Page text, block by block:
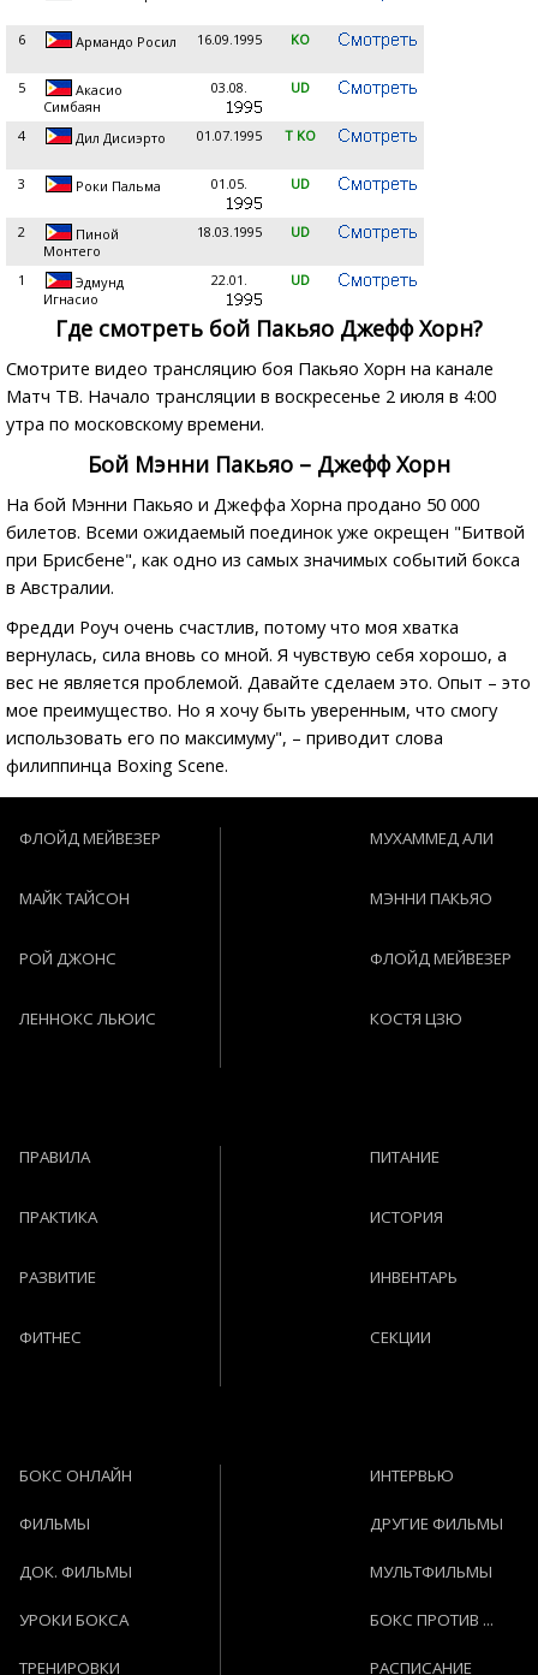
6 Армандо Росил 16.09.1995 KO
5
Акасио
Симбаян
03.08. UD
4 Дил Дисиэрто 01.07.1995 T KO
3 Роки Пальма 01.05. UD
2
Пиной
Монтего
18.03.1995 UD
1
Эдмунд
Игнасио
22.01. UD
Где смотреть бой Пакьяо Джефф Хорн?
Смотрите видео трансляцию боя Пакьяо Хорн на канале
Матч ТВ. Начало трансляции в воскресенье 2 июля в 4:00
утра по московскому времени.
Бой Мэнни Пакьяо – Джефф Хорн
На бой Мэнни Пакьяо и Джеффа Хорна продано 50 000
билетов. Всеми ожидаемый поединок уже окрещен "Битвой
при Брисбене", как одно из самых значимых событий бокса
в Австралии.
Фредди Роуч очень счастлив, потому что моя хватка
вернулась, сила вновь со мной. Я чувствую себя хорошо, а
вес не является проблемой. Давайте сделаем это. Опыт – это
мое преимущество. Но я хочу быть уверенным, что смогу
использовать его по максимуму", – приводит слова
филиппинца Boxing Scene.
ФЛОЙД МЕЙВЕЗЕР
МАЙК ТАЙСОН
РОЙ ДЖОНС
ЛЕННОКС ЛЬЮИС
МУХАММЕД АЛИ
МЭННИ ПАКЬЯО
ФЛОЙД МЕЙВЕЗЕР
КОСТЯ ЦЗЮ
ПРАВИЛА
ПРАКТИКА
РАЗВИТИЕ
ФИТНЕС
ПИТАНИЕ
ИСТОРИЯ
ИНВЕНТАРЬ
СЕКЦИИ
БОКС ОНЛАЙН
ФИЛЬМЫ
ДОК. ФИЛЬМЫ
УРОКИ БОКСА
ТРЕНИРОВКИ
ИНТЕРВЬЮ
ДРУГИЕ ФИЛЬМЫ
МУЛЬТФИЛЬМЫ
БОКС ПРОТИВ ...
РАСПИСАНИЕ